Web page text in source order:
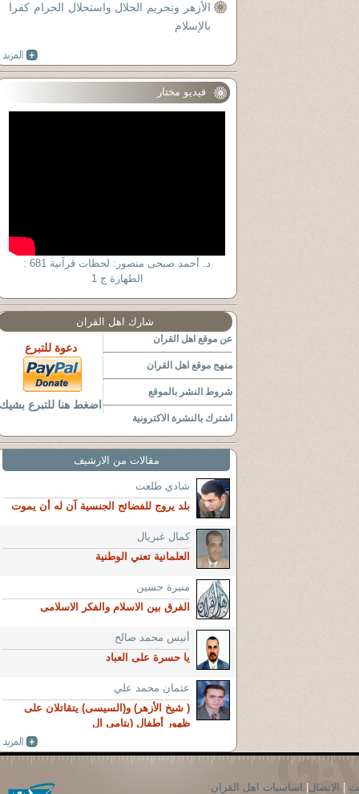
الأزهر وتحريم الحلال واستحلال الحرام كفرا
بالإسلام
فيديو مختار
د. أحمد صبحى منصور: لحظات قرآنية 681 :
الطهارة ج 1
شارك اهل القران
عن موقع اهل القران
منهج موقع اهل القران
شروط النشر بالموقع
اشترك بالنشرة الاكترونية
دعوة للتبرع
اضغط هنا للتبرع بشيك
مقالات من الارشيف
شادي طلعت
بلد يروج للفضائح الجنسية آن له أن يموت
كمال غبريال
العلمانية تعني الوطنية
منيرة حسين
الفرق بين الاسلام والفكر الاسلامى
أنيس محمد صالح
يا حسرة على العباد
عثمان محمد علي
( شيخ الأزهر) و(السيسى) يتقاتلان على
ظهور أطفال (يتامى ال
الاتصال اساسيات اهل القران